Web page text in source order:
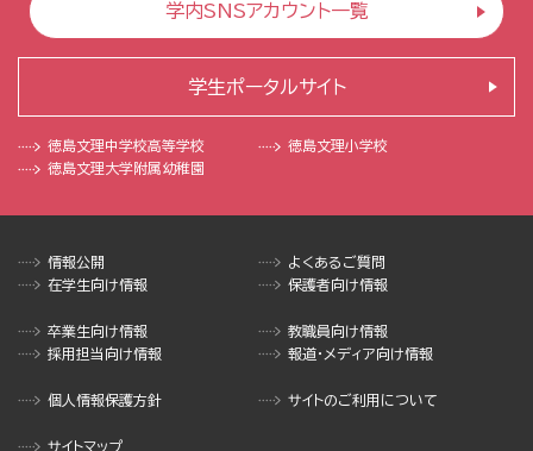
学内SNSアカウント一覧
徳島文理中学校高等学校
徳島文理小学校
徳島文理大学附属幼稚園
学生ポータルサイト
情報公開
よくあるご質問
在学生向け情報
保護者向け情報
卒業生向け情報
教職員向け情報
採用担当向け情報
報道・メディア向け情報
個人情報保護方針 サイトのご利用について
サイトマップ